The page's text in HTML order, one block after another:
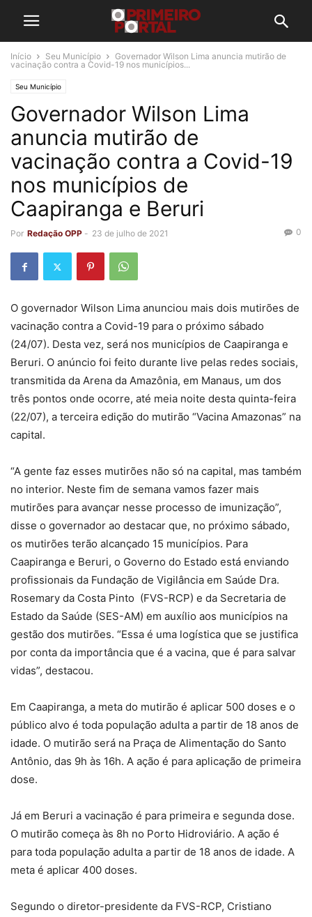
Início Seu Município
Governador Wilson Lima anuncia mutirão de
vacinação contra a Covid-19 nos municípios...
Seu Município
Governador Wilson Lima
anuncia mutirão de
vacinação contra a Covid-19
nos municípios de
Caapiranga e Beruri
Por Redação OPP - 23 de julho de 2021 0
O governador Wilson Lima anunciou mais dois mutirões de
vacinação contra a Covid-19 para o próximo sábado
(24/07). Desta vez, será nos municípios de Caapiranga e
Beruri. O anúncio foi feito durante live pelas redes sociais,
transmitida da Arena da Amazônia, em Manaus, um dos
três pontos onde ocorre, até meia noite desta quinta-feira
(22/07), a terceira edição do mutirão “Vacina Amazonas” na
capital.
“A gente faz esses mutirões não só na capital, mas também
no interior. Neste fim de semana vamos fazer mais
mutirões para avançar nesse processo de imunização”,
disse o governador ao destacar que, no próximo sábado,
os mutirões terão alcançado 15 municípios. Para
Caapiranga e Beruri, o Governo do Estado está enviando
profissionais da Fundação de Vigilância em Saúde Dra.
Rosemary da Costa Pinto (FVS-RCP) e da Secretaria de
Estado da Saúde (SES-AM) em auxílio aos municípios na
gestão dos mutirões. “Essa é uma logística que se justifica
por conta da importância que é a vacina, que é para salvar
vidas”, destacou.
Em Caapiranga, a meta do mutirão é aplicar 500 doses e o
público alvo é toda população adulta a partir de 18 anos de
idade. O mutirão será na Praça de Alimentação do Santo
Antônio, das 9h às 16h. A ação é para aplicação de primeira
dose.
Já em Beruri a vacinação é para primeira e segunda dose.
O mutirão começa às 8h no Porto Hidroviário. A ação é
para toda população adulta a partir de 18 anos de idade. A
meta é aplicar 400 doses.
Segundo o diretor-presidente da FVS-RCP, Cristiano